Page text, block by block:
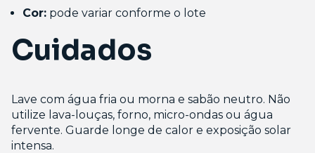
Cor: pode variar conforme o lote
Cuidados
Lave com água fria ou morna e sabão neutro. Não
utilize lava-louças, forno, micro-ondas ou água
fervente. Guarde longe de calor e exposição solar
intensa.